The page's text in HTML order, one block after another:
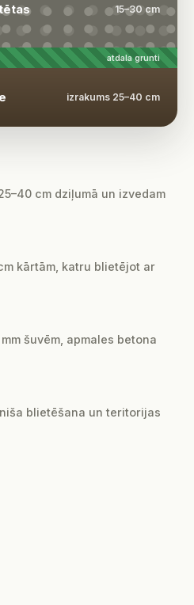
15–30 cm
atdala grunti
izrakums 25–40 cm
cm dziļumā un izvedam
kārtām, katru blietējot ar
šuvēm, apmales betona
blietēšana un teritorijas